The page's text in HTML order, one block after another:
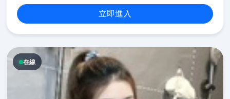
立即進入
在線